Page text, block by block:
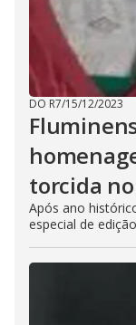
DO R7/15/12/2023
torcida
Após ano
especial de